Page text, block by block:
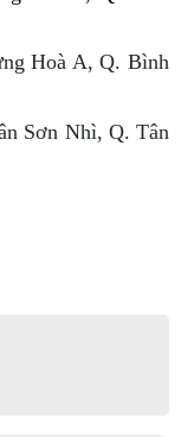
Hoà A, Q. Bình
Sơn Nhì, Q. Tân